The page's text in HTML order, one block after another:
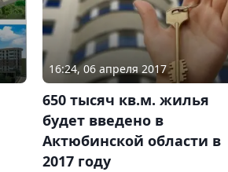
16:24, 06 апреля 2017
650 тысяч кв.м. жилья
будет введено в
Актюбинской области в
2017 году